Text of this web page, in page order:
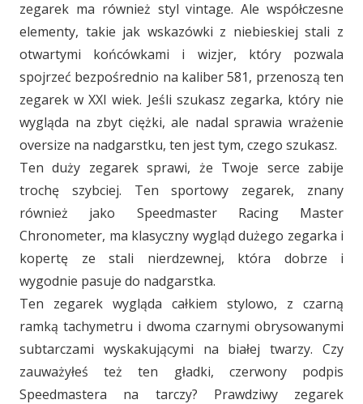
zegarek ma również styl vintage. Ale współczesne
elementy, takie jak wskazówki z niebieskiej stali z
otwartymi końcówkami i wizjer, który pozwala
spojrzeć bezpośrednio na kaliber 581, przenoszą ten
zegarek w XXI wiek. Jeśli szukasz zegarka, który nie
wygląda na zbyt ciężki, ale nadal sprawia wrażenie
oversize na nadgarstku, ten jest tym, czego szukasz.
Ten duży zegarek sprawi, że Twoje serce zabije
trochę szybciej. Ten sportowy zegarek, znany
również jako Speedmaster Racing Master
Chronometer, ma klasyczny wygląd dużego zegarka i
kopertę ze stali nierdzewnej, która dobrze i
wygodnie pasuje do nadgarstka.
Ten zegarek wygląda całkiem stylowo, z czarną
ramką tachymetru i dwoma czarnymi obrysowanymi
subtarczami wyskakującymi na białej twarzy. Czy
zauważyłeś też ten gładki, czerwony podpis
Speedmastera na tarczy? Prawdziwy zegarek